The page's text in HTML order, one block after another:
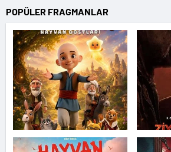
POPÜLER FRAGMANLAR